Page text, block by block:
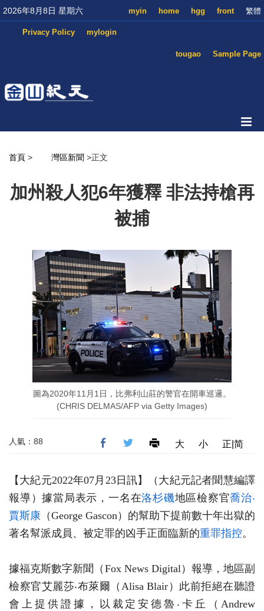
2026年8月8日 星期六 繁體
front
hgg
home
myin
mylogin
Privacy Policy
Sample Page
tougao
首頁 > 灣區新聞 >正文
加州殺人犯6年獲釋 非法持槍再
被捕
圖為2020年11月1日，比弗利山莊的警官在開車巡邏。
(CHRIS DELMAS/AFP via Getty Images)
人氣：88 大 小 正|简
【大紀元2022年07月23日訊】（大紀元記者聞慧編譯
報導）據當局表示，一名在洛杉磯地區檢察官喬治‧
賈斯康 （George Gascon）的幫助下提前數十年出獄的
著名幫派成員、被定罪的凶手正面臨新的重罪指控。
據福克斯數字新聞（Fox News Digital）報導，地區副
檢察官艾麗莎‧布萊爾（Alisa Blair）此前拒絕在聽證
會上提供證據，以裁定安德魯‧卡丘（Andrew